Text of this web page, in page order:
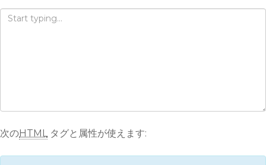
次のHTMLタグと属性が使えます: